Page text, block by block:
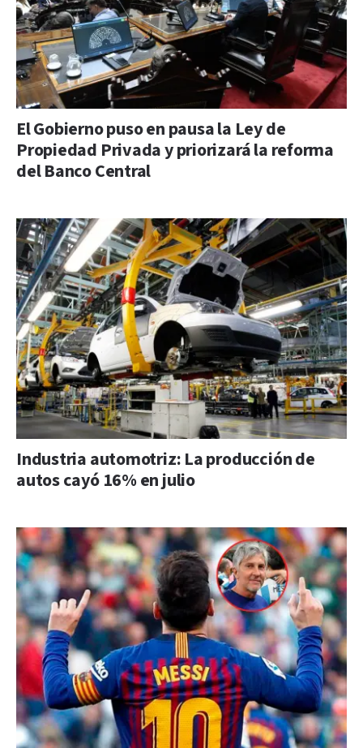
El Gobierno puso en pausa la Ley de
Propiedad Privada y priorizará la reforma
del Banco Central
Industria automotriz: La producción de
autos cayó 16% en julio